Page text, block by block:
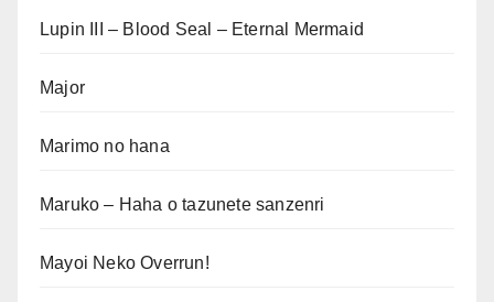
Lupin III – Blood Seal – Eternal Mermaid
Major
Marimo no hana
Maruko – Haha o tazunete sanzenri
Mayoi Neko Overrun!